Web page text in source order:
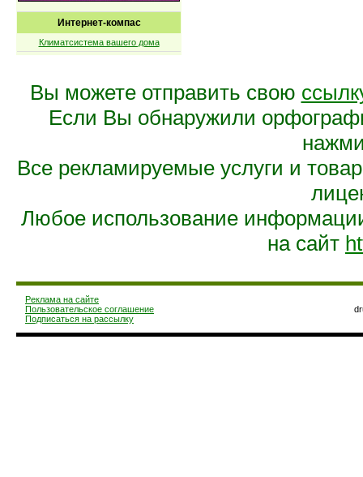
Интернет-компас
Климатсистема вашего дома
Вы можете отправить свою
Если Вы обнаружили
Все рекламируемые услуги и
Любое использование
на сайт
Реклама на сайте
Пользовательское соглашение
Подписаться на рассылку